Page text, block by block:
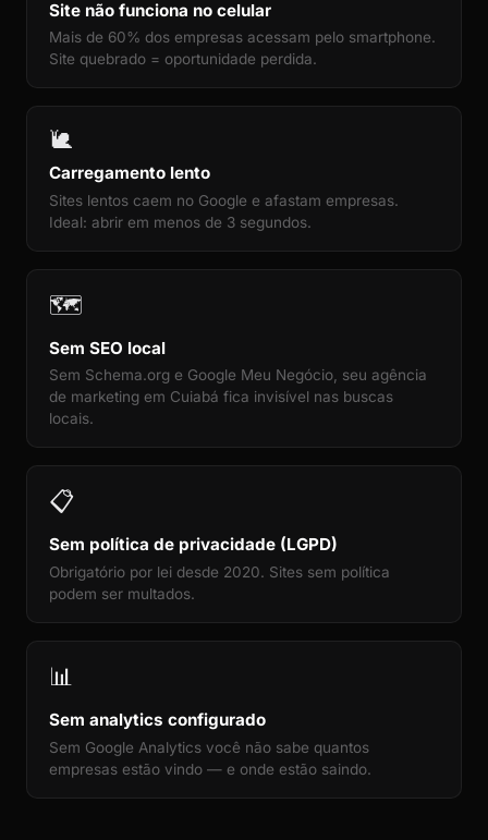
Site não funciona no celular
Mais de 60% dos empresas acessam pelo smartphone.
Site quebrado = oportunidade perdida.
🐌
Carregamento lento
Sites lentos caem no Google e afastam empresas.
Ideal: abrir em menos de 3 segundos.
🗺️
Sem SEO local
Sem Schema.org e Google Meu Negócio, seu agência
de marketing em Cuiabá fica invisível nas buscas
locais.
📋
Sem política de privacidade (LGPD)
Obrigatório por lei desde 2020. Sites sem política
podem ser multados.
📊
Sem analytics configurado
Sem Google Analytics você não sabe quantos
empresas estão vindo — e onde estão saindo.